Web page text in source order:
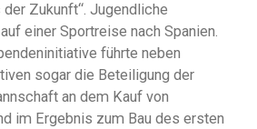
Zukunft“. Jugendliche
einer Sportreise nach Spanien.
führte neben
sogar die Beteiligung der
an dem Kauf von
im Ergebnis zum Bau des ersten